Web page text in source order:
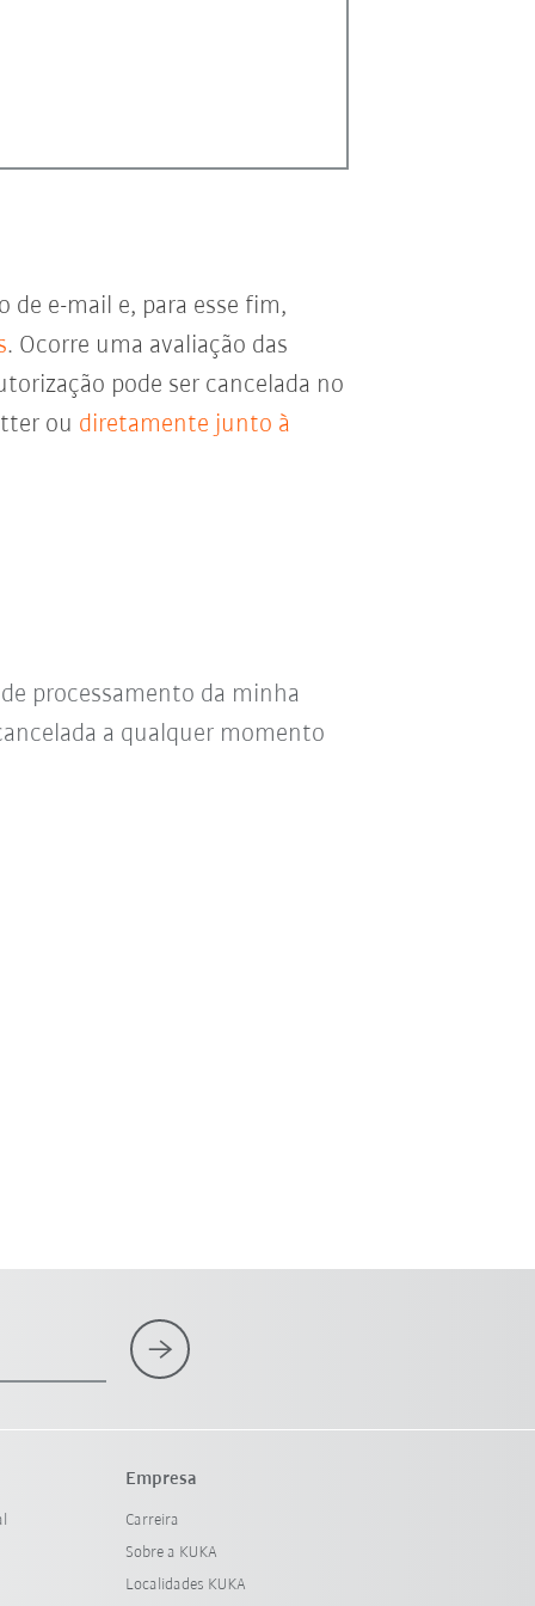
de e-mail e, para esse fim,
. Ocorre uma avaliação das
pode ser cancelada no
ou diretamente junto à
processamento da minha
a qualquer momento
Empresa
Carreira
Sobre a KUKA
Localidades KUKA